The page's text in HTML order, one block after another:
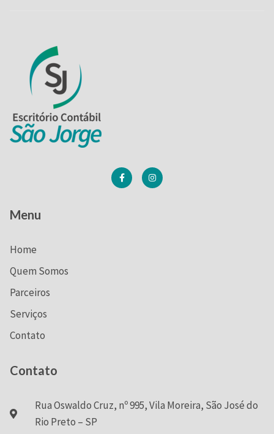
Menu
Home
Quem Somos
Parceiros
Serviços
Contato
Contato
Rua Oswaldo Cruz, nº 995, Vila Moreira, São José do
Rio Preto – SP